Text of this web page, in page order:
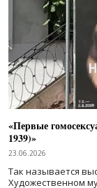
«Первые
1939)»
23.06.2026
Так называется
Художественном